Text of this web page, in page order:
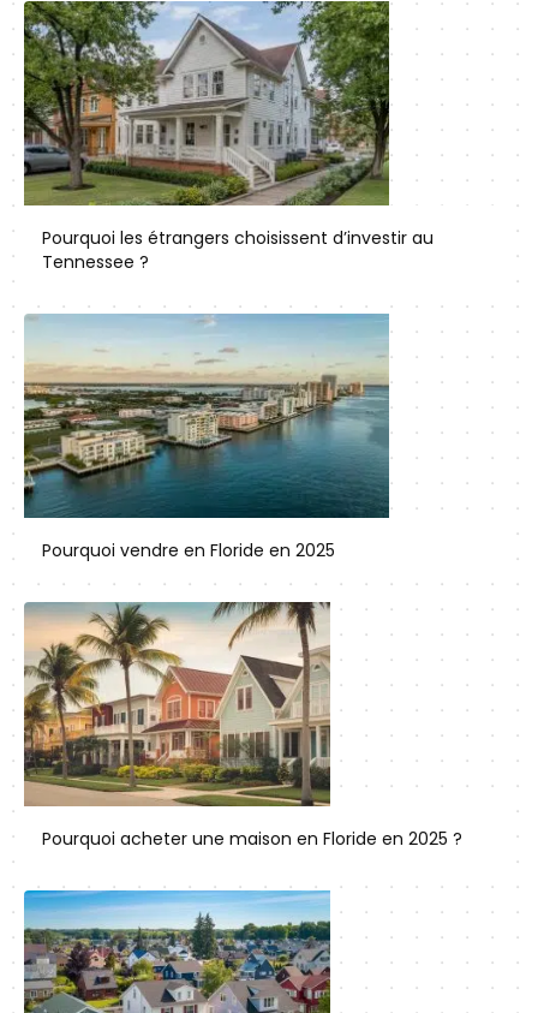
Pourquoi les étrangers choisissent d’investir au
Tennessee ?
Pourquoi vendre en Floride en 2025
Pourquoi acheter une maison en Floride en 2025 ?